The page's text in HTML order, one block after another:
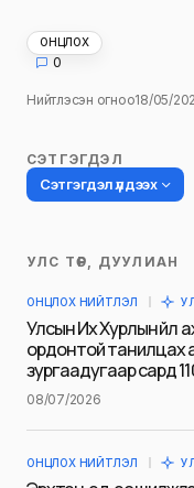
ОНЦЛОХ
0
Нийтлэсэн огноо18/05/
СЭТГЭГДЭЛ
Сэтгэгдэл үлдээх
Таны имэйл
Шаардлагатай
тэмдэглэсэн
УЛС ТӨР, ДУУЛИАН
ОНЦЛОХ НИЙТЛЭЛ
Улсын Их Хурлын үйл
ордонтой танилцах
зургаадугаар сард
08/07/2026
ОНЦЛОХ НИЙТЛЭЛ